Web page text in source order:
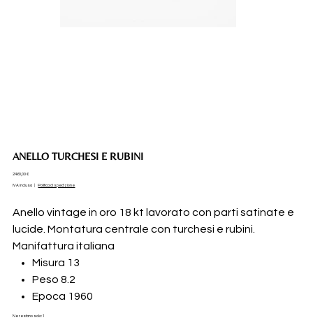
ANELLO TURCHESI E RUBINI
Prezzo
2460,00 €
IVA inclusa Politica di spedizione
Anello vintage in oro 18 kt lavorato con parti satinate e
lucide. Montatura centrale con turchesi e rubini.
Manifattura italiana
Misura 13
Peso 8.2
Epoca 1960
Ne restano solo: 1